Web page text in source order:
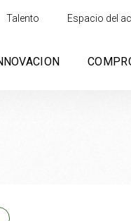
Talento Espacio del